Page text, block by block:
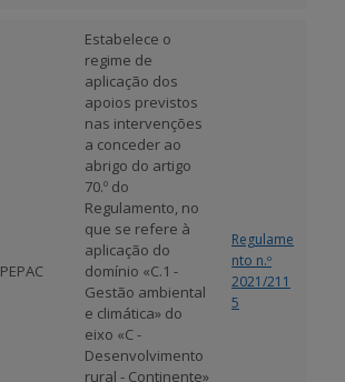
PEPAC
Estabelece o
regime de
aplicação dos
apoios previstos
nas intervenções
a conceder ao
abrigo do artigo
70.º do
Regulamento, no
que se refere à
aplicação do
domínio «C.1 -
Gestão ambiental
e climática» do
eixo «C -
Desenvolvimento
rural - Continente»
Regulame
nto n.º
2021/211
5